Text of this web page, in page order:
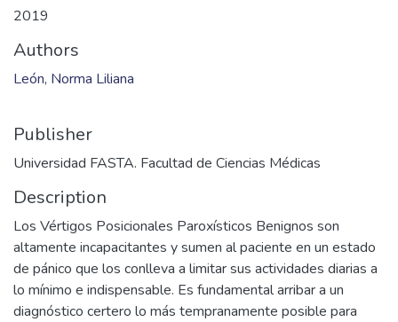
2019
Authors
León, Norma Liliana
Publisher
Universidad FASTA. Facultad de Ciencias Médicas
Description
Los Vértigos Posicionales Paroxísticos Benignos son
altamente incapacitantes y sumen al paciente en un estado
de pánico que los conlleva a limitar sus actividades diarias a
lo mínimo e indispensable. Es fundamental arribar a un
diagnóstico certero lo más tempranamente posible para